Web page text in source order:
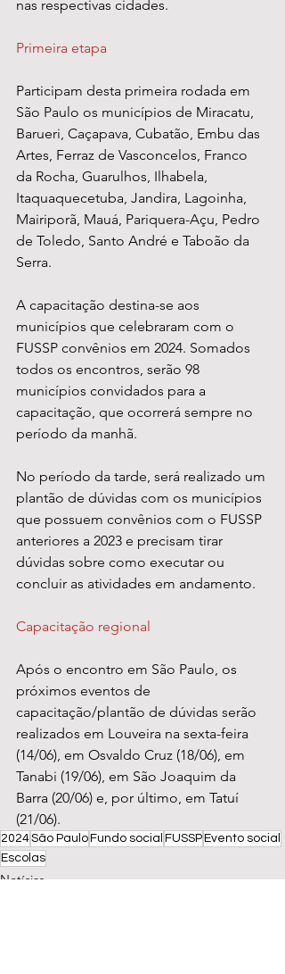
nas respectivas cidades.
Primeira etapa
Participam desta primeira rodada em
São Paulo os municípios de Miracatu,
Barueri, Caçapava, Cubatão, Embu das
Artes, Ferraz de Vasconcelos, Franco
da Rocha, Guarulhos, Ilhabela,
Itaquaquecetuba, Jandira, Lagoinha,
Mairiporã, Mauá, Pariquera-Açu, Pedro
de Toledo, Santo André e Taboão da
Serra.
A capacitação destina-se aos
municípios que celebraram com o
FUSSP convênios em 2024. Somados
todos os encontros, serão 98
municípios convidados para a
capacitação, que ocorrerá sempre no
período da manhã.
No período da tarde, será realizado um
plantão de dúvidas com os municípios
que possuem convênios com o FUSSP
anteriores a 2023 e precisam tirar
dúvidas sobre como executar ou
concluir as atividades em andamento.
Capacitação regional
Após o encontro em São Paulo, os
próximos eventos de
capacitação/plantão de dúvidas serão
realizados em Louveira na sexta-feira
(14/06), em Osvaldo Cruz (18/06), em
Tanabi (19/06), em São Joaquim da
Barra (20/06) e, por último, em Tatuí
(21/06).
2024São Paulo Fundo social FUSSP Evento social
Escolas
Notícias